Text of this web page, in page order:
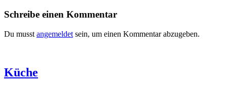
Schreibe einen Kommentar
Du musst angemeldet sein, um einen Kommentar abzugeben.
Küche